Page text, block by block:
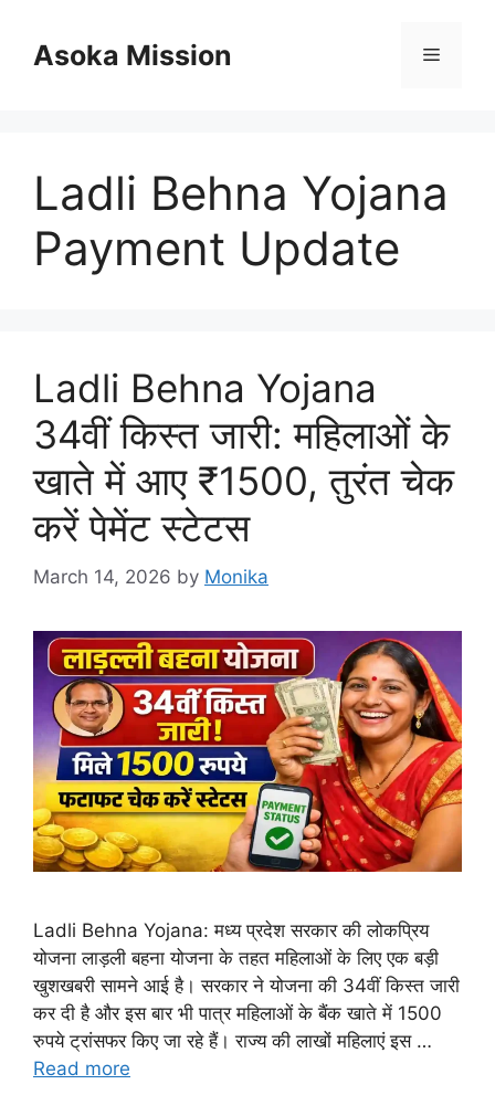
contentAsoka Mission Menu
Ladli Behna Yojana
Payment Update
Ladli Behna Yojana
34वीं किस्त जारी: महिलाओं के
खाते में आए ₹1500, तुरंत चेक
करें पेमेंट स्टेटस
March 14, 2026 by Monika
Ladli Behna Yojana: मध्य प्रदेश सरकार की लोकप्रिय
योजना लाड़ली बहना योजना के तहत महिलाओं के लिए एक बड़ी
खुशखबरी सामने आई है। सरकार ने योजना की 34वीं किस्त जारी
कर दी है और इस बार भी पात्र महिलाओं के बैंक खाते में 1500
रुपये ट्रांसफर किए जा रहे हैं। राज्य की लाखों महिलाएं इस …
Read more